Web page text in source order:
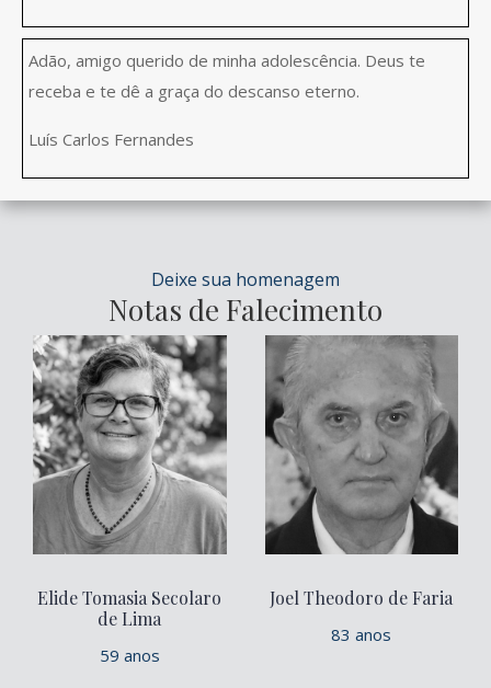
Adão, amigo querido de minha adolescência. Deus te
receba e te dê a graça do descanso eterno.
Luís Carlos Fernandes
Deixe sua homenagem
Notas de Falecimento
Elide Tomasia Secolaro
de Lima
59 anos
Joel Theodoro de Faria
83 anos